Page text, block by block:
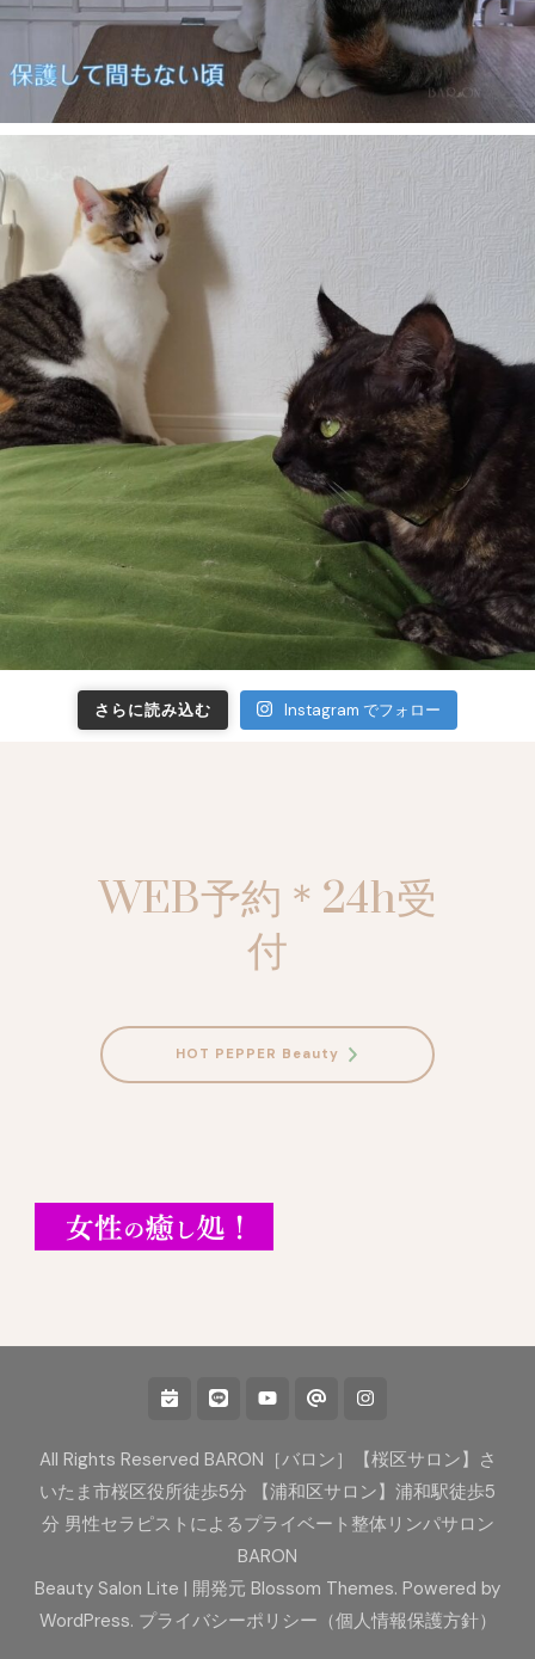
さらに読み込む Instagram でフォロー
WEB予約＊24h受
付
HOT PEPPER Beauty
All Rights Reserved BARON［バロン］【桜区サロン】さ
いたま市桜区役所徒歩5分 【浦和区サロン】浦和駅徒歩5
分 男性セラピストによるプライベート整体リンパサロン
BARON
Beauty Salon Lite | 開発元 Blossom Themes. Powered by
WordPress. プライバシーポリシー（個人情報保護方針）